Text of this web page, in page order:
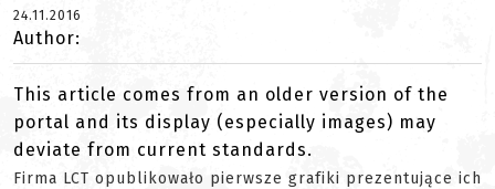
24.11.2016
Author:
This article comes from an older version of the
portal and its display (especially images) may
deviate from current standards.
Firma LCT opublikowało pierwsze grafiki prezentujące ich